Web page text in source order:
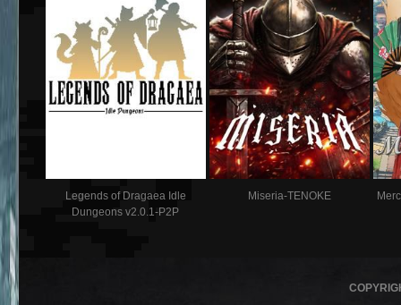
Legends of Dragaea Idle
Dungeons v2.0.1-P2P
Miseria-TENOKE